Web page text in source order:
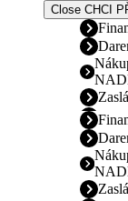
Close CHCI